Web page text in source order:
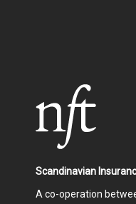
Scandinavian
A co-operation